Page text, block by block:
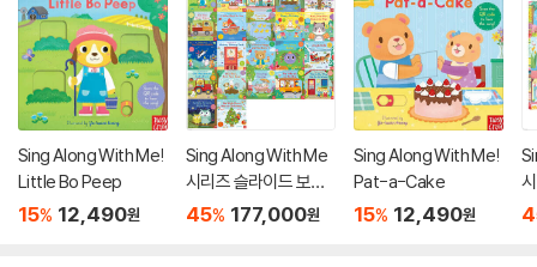
Sing Along With Me!
Little Bo Peep
15% 12,490원
Sing Along With Me
시리즈 슬라이드 보드
북 22종 세트 [QR 음
45% 177,000원
Sing Along With Me!
Pat-a-Cake
15% 12,490원